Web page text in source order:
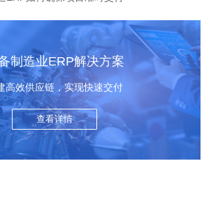
制造业ERP解决方案
高效供应链，实现快速交付
查看详情